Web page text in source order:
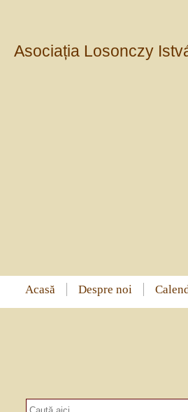
Asociația Losonczy
Acasă Despre noi